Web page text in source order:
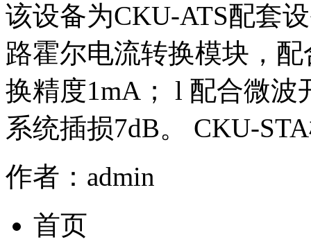
该设备为CKU-ATS配套
路霍尔电流转换模块，
换精度1mA； l 配合微波
系统插损7dB。 CKU-
作者：admin
首页